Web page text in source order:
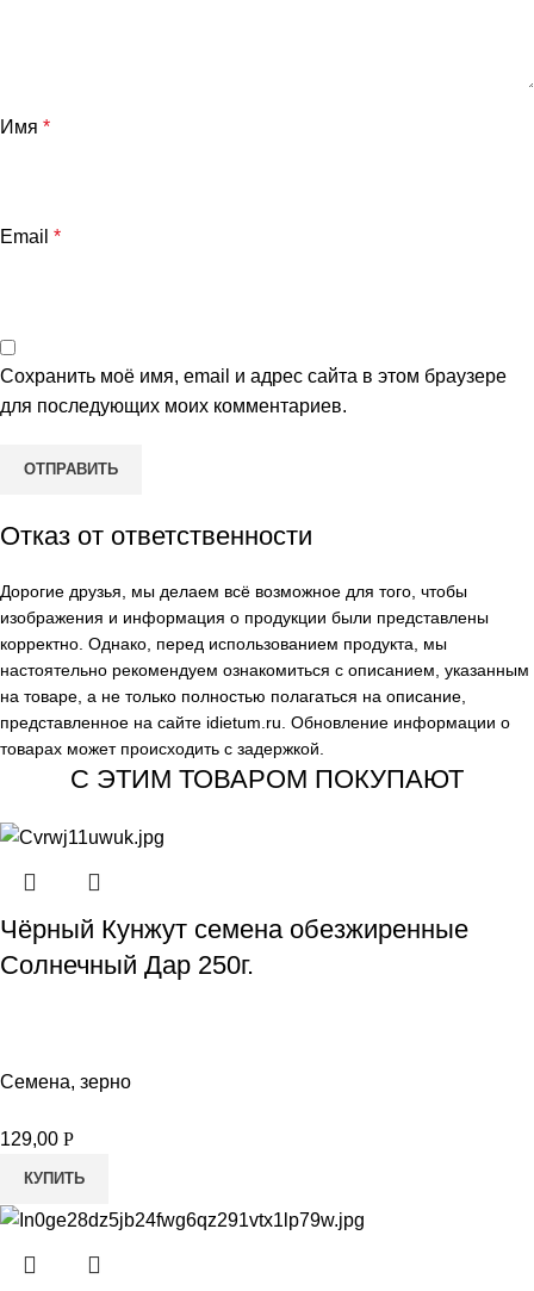
Имя *
Email *
Сохранить моё имя, email и адрес сайта в этом браузере
для последующих моих комментариев.
Отказ от ответственности
Дорогие друзья, мы делаем всё возможное для того, чтобы
изображения и информация о продукции были представлены
корректно. Однако, перед использованием продукта, мы
настоятельно рекомендуем ознакомиться с описанием, указанным
на товаре, а не только полностью полагаться на описание,
представленное на сайте idietum.ru . Обновление информации о
товарах может происходить с задержкой.
С ЭТИМ ТОВАРОМ ПОКУПАЮТ
Чёрный Кунжут семена обезжиренные
Солнечный Дар 250г.
Семена, зерно
129,00 Р
КУПИТЬ